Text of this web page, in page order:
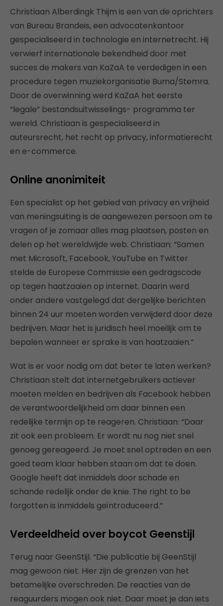
Christiaan Alberdingk Thijm is een van de oprichters
van Bureau Brandeis, een advocatenkantoor
gespecialiseerd in technologie en internetrecht. Hij
verwierf internationale bekendheid door met
succes de makers van KaZaA te verdedigen in een
procedure tegen muziekorganisatie Buma/Stemra.
Door de overwinning werd KaZaA het eerste
“legale” bestandsuitwisselings- programma ter
wereld. Christiaan is gespecialiseerd in
auteursrecht, het recht op privacy, informatierecht
en e-commerce.
Online anonimiteit
Een specialist op het gebied van privacy en vrijheid
van meningsuiting is de aangewezen persoon om te
vragen of je zomaar alles mag plaatsen, posten en
delen op het wereldwijde web. Christiaan: “Samen
met Microsoft, Facebook, YouTube en Twitter
stelde de Europese Commissie een gedragscode
op tegen haatzaaien op internet. Daarin werd
onder andere vastgelegd dat dergelijke berichten
binnen 24 uur moeten worden verwijderd door deze
bedrijven. Maar het is juridisch heel moeilijk om te
bepalen wanneer er sprake is van haatzaaien.”
Wat is er voor nodig om dat beter te laten werken?
Christiaan stelt dat internetgebruikers actiever
moeten melden en bedrijven als Facebook hebben
de verantwoordelijkheid om daar binnen een
redelijke termijn op te reageren. Christiaan: “Daar
zit ook een probleem. Er wordt nu nog niet snel
genoeg gereageerd. Je moet snel optreden en een
goed team klaar hebben staan om dat te doen.
Google heeft dat inmiddels door schade en
schande redelijk onder de knie. The right to be
forgotten is inmiddels geïntroduceerd.”
Verdeeldheid over boycot Geenstijl
Terug naar GeenStijl. “Die publicatie bij GeenStijl
mag gewoon niet. Hier zijn de grenzen van het
betamelijke overschreden. De reacties van de
reaguurders mogen ook niet. Daar moet je dan iets